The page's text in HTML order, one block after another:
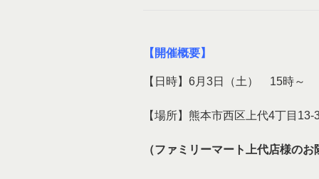
【開催概要】
【日時】6月3日（土） 15時～
【場所】熊本市西区上代4丁目13-
（ファミリーマート上代店様のお